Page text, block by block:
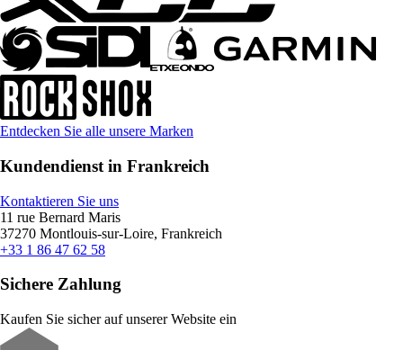
Entdecken Sie alle unsere Marken
Kundendienst in Frankreich
Kontaktieren Sie uns
11 rue Bernard Maris
37270 Montlouis-sur-Loire, Frankreich
+33 1 86 47 62 58
Sichere Zahlung
Kaufen Sie sicher auf unserer Website ein